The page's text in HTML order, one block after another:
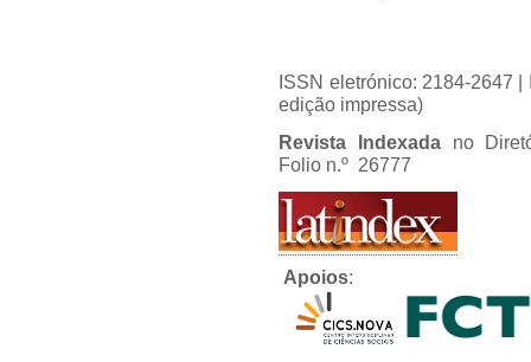
ISSN eletrónico: 2184-2647
edição impressa)
Revista Indexadano
Folio n.º 26777
Apoios: